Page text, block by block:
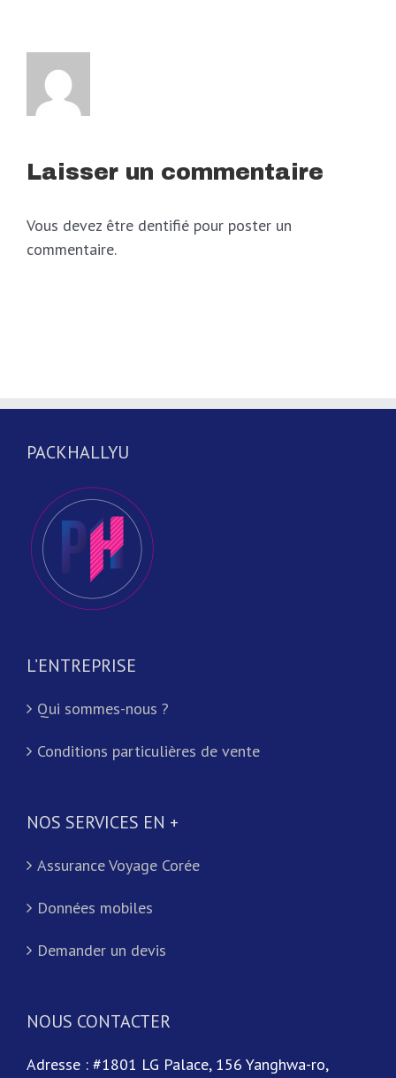
Laisser un commentaire
Vous devez être dentifié pour poster un
commentaire.
PACKHALLYU
L’ENTREPRISE
Qui sommes-nous ?
Conditions particulières de vente
NOS SERVICES EN +
Assurance Voyage Corée
Données mobiles
Demander un devis
NOUS CONTACTER
Adresse : #1801 LG Palace, 156 Yanghwa-ro,